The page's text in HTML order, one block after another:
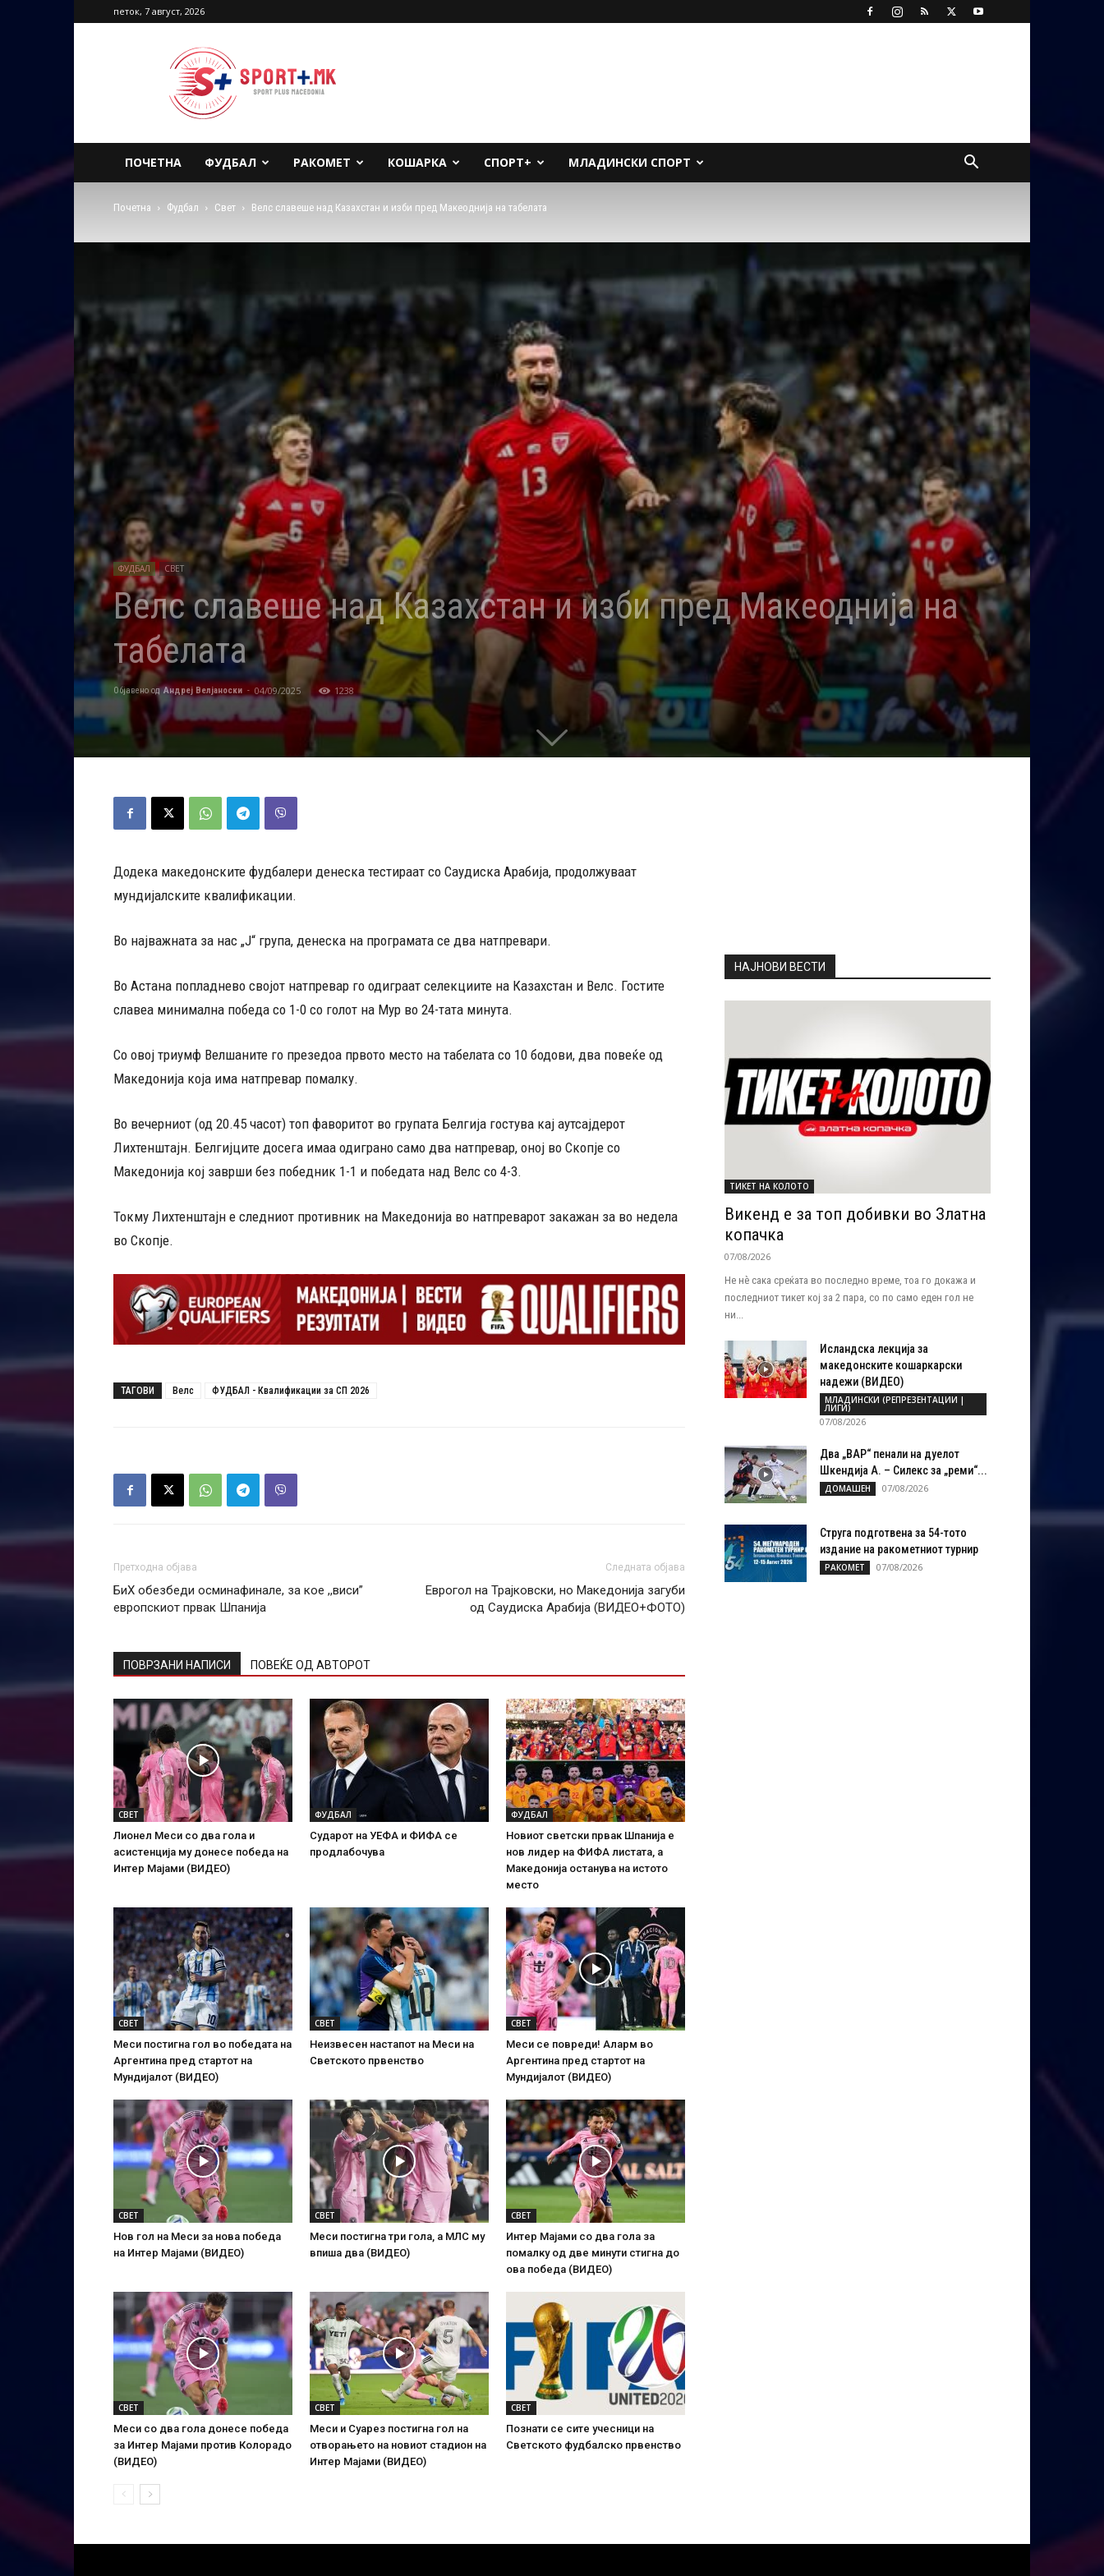
петок, 7 август, 2026
Sport
Plus
Macedonia
ПОЧЕТНА ФУДБАЛ РАКОМЕТ КОШАРКА СПОРТ+ МЛАДИНСКИ СПОРТ
Почетна Фудбал Свет Велс славеше над Казахстан и изби пред Макеоднија на табелата
ФУДБАЛ СВЕТ
Велс славеше над Казахстан и изби пред Макеоднија на
табелата
Објавено од Андреј Велјаноски - 04/09/2025 1238
Додека македонските фудбалери денеска тестираат со Саудиска Арабија, продолжуваат
мундијалските квалификации.
Во најважната за нас „Ј“ група, денеска на програмата се два натпревари.
Во Астана попладнево својот натпревар го одиграат селекциите на Казахстан и Велс. Гостите
славеа минимална победа со 1-0 со голот на Мур во 24-тата минута.
Со овој триумф Велшаните го презедоа првото место на табелата со 10 бодови, два повеќе од
Македонија која има натпревар помалку.
Во вечерниот (од 20.45 часот) топ фаворитот во групата Белгија гостува кај аутсајдерот
Лихтенштајн. Белгијците досега имаа одиграно само два натпревар, оној во Скопје со
Македонија кој заврши без победник 1-1 и победата над Велс со 4-3.
Токму Лихтенштајн е следниот противник на Македонија во натпреварот закажан за во недела
во Скопје.
ТАГОВИ Велс ФУДБАЛ - Квалификации за СП 2026
Претходна објава
БиХ обезбеди осминафинале, за кое ,,виси”
европскиот првак Шпанија
Следната објава
Еврогол на Трајковски, но Македонија загуби
од Саудиска Арабија (ВИДЕО+ФОТО)
ПОВРЗАНИ НАПИСИ ПОВЕЌЕ ОД АВТОРОТ
СВЕТ
Лионел Меси со два гола и
асистенција му донесе победа на
Интер Мајами (ВИДЕО)
ФУДБАЛ
Сударот на УЕФА и ФИФА се
продлабочува
ФУДБАЛ
Новиот светски првак Шпанија е
нов лидер на ФИФА листата, а
Македонија останува на истото
место
СВЕТ
Меси постигна гол во победата на
Аргентина пред стартот на
Мундијалот (ВИДЕО)
СВЕТ
Неизвесен настапот на Меси на
Светското првенство
СВЕТ
Меси се повреди! Аларм во
Аргентина пред стартот на
Мундијалот (ВИДЕО)
СВЕТ
Нов гол на Меси за нова победа
на Интер Мајами (ВИДЕО)
СВЕТ
Меси постигна три гола, а МЛС му
впиша два (ВИДЕО)
СВЕТ
Интер Мајами со два гола за
помалку од две минути стигна до
ова победа (ВИДЕО)
СВЕТ
Меси со два гола донесе победа
за Интер Мајами против Колорадо
(ВИДЕО)
СВЕТ
Меси и Суарез постигна гол на
отворањето на новиот стадион на
Интер Мајами (ВИДЕО)
СВЕТ
Познати се сите учесници на
Светското фудбалско првенство
НАЈНОВИ ВЕСТИ
ТИКЕТ НА КОЛОТО
Викенд е за топ добивки во Златна
копачка
07/08/2026
Не нѐ сака среќата во последно време, тоа го докажа и
последниот тикет кој за 2 пара, со по само еден гол не
ни...
Исландска лекција за
македонските кошаркарски
надежи (ВИДЕО)
МЛАДИНСКИ (РЕПРЕЗЕНТАЦИИ |
ЛИГИ)
07/08/2026
Два „ВАР“ пенали на дуелот
Шкендија А. – Силекс за „реми“...
ДОМАШЕН 07/08/2026
Струга подготвена за 54-тото
издание на ракометниот турнир
РАКОМЕТ 07/08/2026